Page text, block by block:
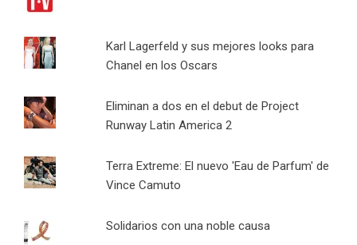
Karl Lagerfeld y sus mejores looks para
Chanel en los Oscars
Eliminan a dos en el debut de Project
Runway Latin America 2
Terra Extreme: El nuevo 'Eau de Parfum' de
Vince Camuto
Solidarios con una noble causa